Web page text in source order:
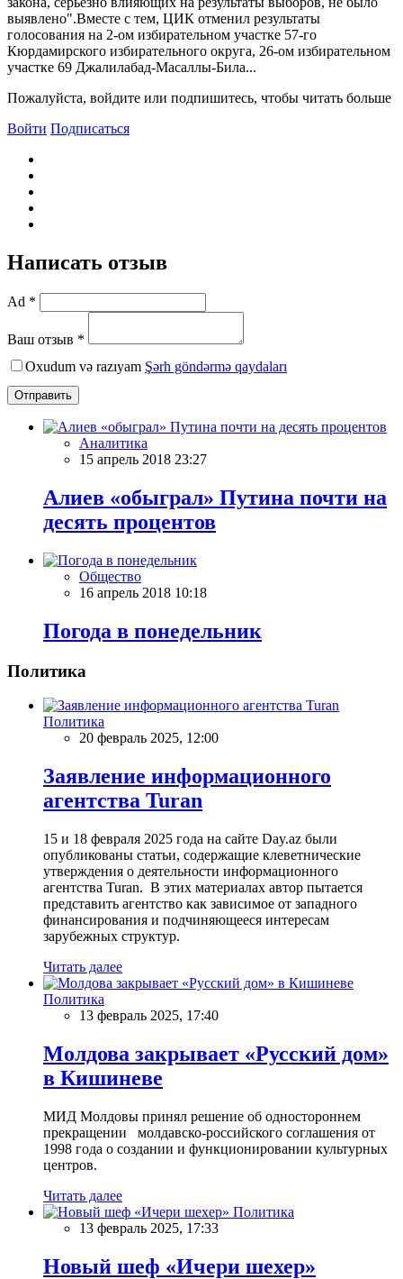
выявлено".Bместе с тем, ЦИК отменил результаты
голосования на 2-ом избирательном участке 57-го
Кюрдамирского избирательного округа, 26-ом избирательном
участке 69 Джалилабад-Масаллы-Била...
Пожалуйста, войдите или подпишитесь, чтобы читать больше
Войти Подписаться
Написать отзыв
Ad *
Ваш отзыв *
Oxudum və razıyam Şərh göndərmə qaydaları
Отправить
Аналитика
15 апрель 2018 23:27
Алиев «обыграл» Путина почти на
десять процентов
Общество
16 апрель 2018 10:18
Погода в понедельник
Политика
Политика
20 февраль 2025, 12:00
Заявление информационного
агентства Turan
15 и 18 февраля 2025 года на сайте Day.az были
опубликованы статьи, содержащие клеветнические
утверждения о деятельности информационного
агентства Turan. В этих материалах автор пытается
представить агентство как зависимое от западного
финансирования и подчиняющееся интересам
зарубежных структур.
Читать далее
Политика
13 февраль 2025, 17:40
Молдова закрывает «Русский дом»
в Кишиневе
МИД Молдовы принял решение об одностороннем
прекращении молдавско-российского соглашения от
1998 года о создании и функционировании культурных
центров.
Читать далее
Политика
13 февраль 2025, 17:33
Новый шеф «Ичери шехер»